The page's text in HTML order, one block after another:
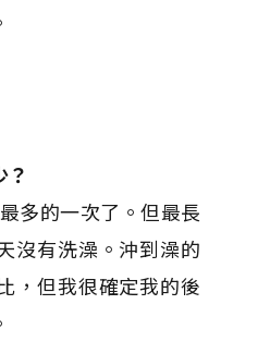
多的一次了。但最長
沒有洗澡。沖到澡的
，但我很確定我的後